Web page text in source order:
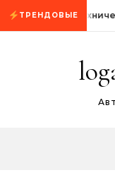
Промотать к
ТРЕНДОВЫЕ